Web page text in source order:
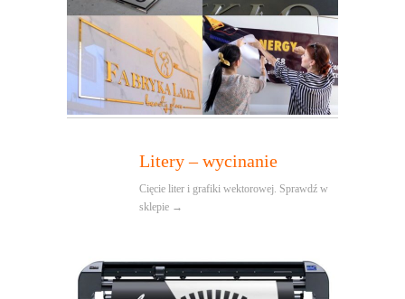
Litery – wycinanie
Cięcie liter i grafiki wektorowej. Sprawdź w
sklepie →